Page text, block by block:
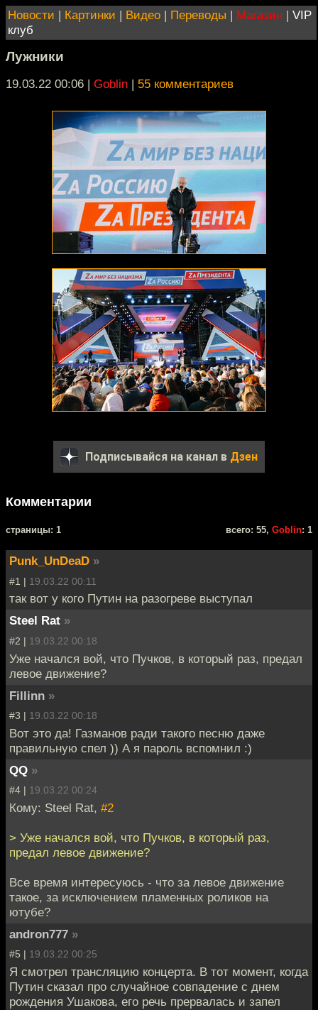
Новости | Картинки | Видео | Переводы | Магазин | VIP
клуб
Лужники
19.03.22 00:06 | Goblin | 55 комментариев
Подписывайся на канал в Дзен
Комментарии
cтраницы: 1 всего: 55, Goblin: 1
Punk_UnDeaD »
#1 | 19.03.22 00:11
так вот у кого Путин на разогреве выступал
Steel Rat »
#2 | 19.03.22 00:18
Уже начался вой, что Пучков, в который раз, предал
левое движение?
Fillinn »
#3 | 19.03.22 00:18
Вот это да! Газманов ради такого песню даже
правильную спел )) А я пароль вспомнил :)
QQ »
#4 | 19.03.22 00:24
Кому: Steel Rat, #2
> Уже начался вой, что Пучков, в который раз,
предал левое движение?
Все время интересуюсь - что за левое движение
такое, за исключением пламенных роликов на
ютубе?
andron777 »
#5 | 19.03.22 00:25
Я смотрел трансляцию концерта. В тот момент, когда
Путин сказал про случайное совпадение с днем
рождения Ушакова, его речь прервалась и запел